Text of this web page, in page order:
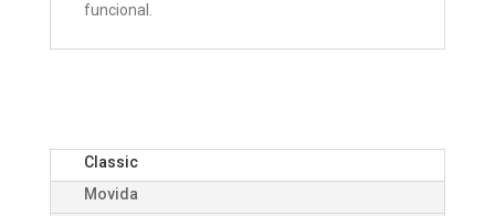
funcional.
Classic
Movida